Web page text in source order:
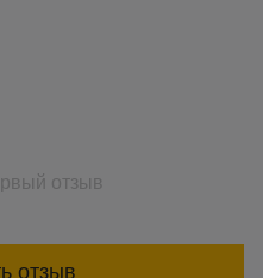
отзыв
отзыв